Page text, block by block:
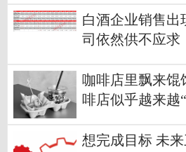
白酒企业销售出
司依然供不应求
咖啡店里飘来馄
啡店似乎越来越
想完成目标 未